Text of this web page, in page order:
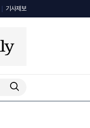
기사제보